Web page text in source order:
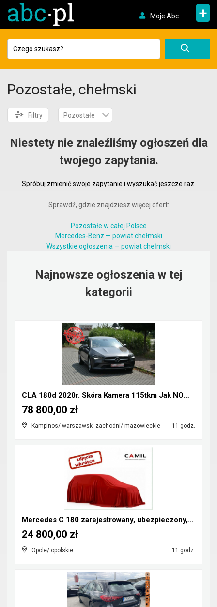
Moje Abc +
Pozostałe, chełmski
Filtry Pozostałe
Niestety nie znaleźliśmy ogłoszeń dla
twojego zapytania.
Spróbuj zmienić swoje zapytanie i wyszukać jeszcze raz.
Sprawdź, gdzie znajdziesz więcej ofert:
Pozostałe w całej Polsce
Mercedes-Benz — powiat chełmski
Wszystkie ogłoszenia — powiat chełmski
Najnowsze ogłoszenia w tej
kategorii
CLA 180d 2020r. Skóra Kamera 115tkm Jak NOWY Polec...
Kampinos/ warszawski zachodni/ mazowieckie 11 godz.
78 800,00 zł
Mercedes C 180 zarejestrowany, ubezpieczony, kompr...
Opole/ opolskie 11 godz.
24 800,00 zł